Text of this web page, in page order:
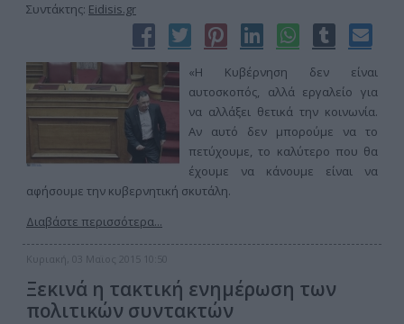
Συντάκτης: Eidisis.gr
«Η Κυβέρνηση δεν είναι
αυτοσκοπός, αλλά εργαλείο για
να αλλάξει θετικά την κοινωνία.
Αν αυτό δεν μπορούμε να το
πετύχουμε, το καλύτερο που θα
έχουμε να κάνουμε είναι να
αφήσουμε την κυβερνητική σκυτάλη.
Διαβάστε περισσότερα...
Κυριακή, 03 Μαϊος 2015 10:50
Ξεκινά η τακτική ενημέρωση των
πολιτικών συντακτών